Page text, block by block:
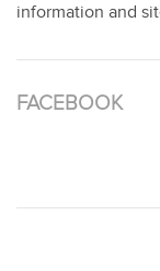
information and
FACEBOOK